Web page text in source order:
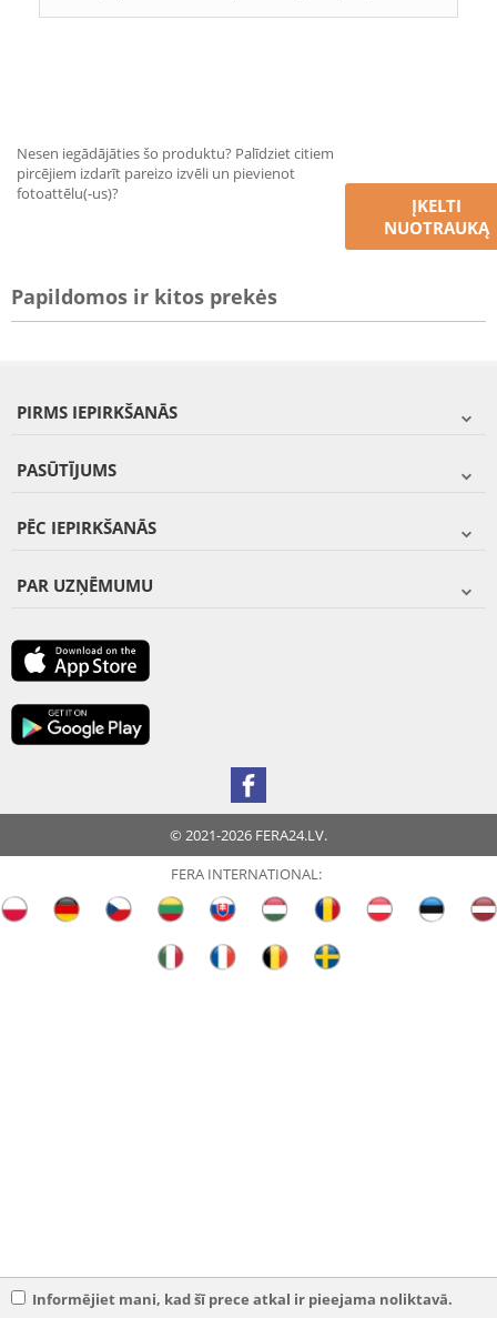
Informējiet mani, kad šī prece atkal ir pieejama noliktavā.
Nesen iegādājāties šo produktu? Palīdziet citiem
pircējiem izdarīt pareizo izvēli un pievienot
fotoattēlu(-us)?
ĮKELTI
NUOTRAUKĄ
Papildomos ir kitos prekės
PIRMS IEPIRKŠANĀS
PASŪTĪJUMS
PĒC IEPIRKŠANĀS
PAR UZŅĒMUMU
© 2021-2026 FERA24.LV.
FERA INTERNATIONAL: